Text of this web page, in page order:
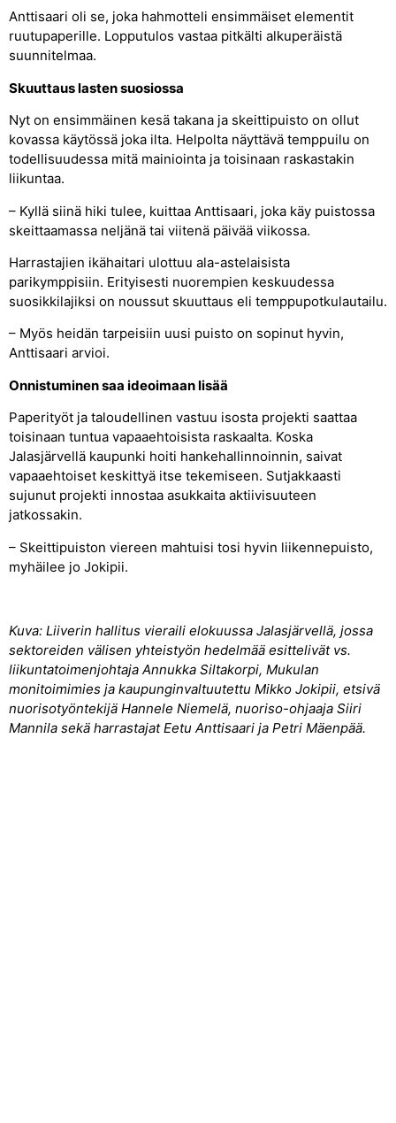
Anttisaari oli se, joka hahmotteli ensimmäiset elementit
ruutupaperille. Lopputulos vastaa pitkälti alkuperäistä
suunnitelmaa.
Skuuttaus lasten suosiossa
Nyt on ensimmäinen kesä takana ja skeittipuisto on ollut
kovassa käytössä joka ilta. Helpolta näyttävä temppuilu on
todellisuudessa mitä mainiointa ja toisinaan raskastakin
liikuntaa.
– Kyllä siinä hiki tulee, kuittaa Anttisaari, joka käy puistossa
skeittaamassa neljänä tai viitenä päivää viikossa.
Harrastajien ikähaitari ulottuu ala-astelaisista
parikymppisiin. Erityisesti nuorempien keskuudessa
suosikkilajiksi on noussut skuuttaus eli temppupotkulautailu.
– Myös heidän tarpeisiin uusi puisto on sopinut hyvin,
Anttisaari arvioi.
Onnistuminen saa ideoimaan lisää
Paperityöt ja taloudellinen vastuu isosta projekti saattaa
toisinaan tuntua vapaaehtoisista raskaalta. Koska
Jalasjärvellä kaupunki hoiti hankehallinnoinnin, saivat
vapaaehtoiset keskittyä itse tekemiseen. Sutjakkaasti
sujunut projekti innostaa asukkaita aktiivisuuteen
jatkossakin.
– Skeittipuiston viereen mahtuisi tosi hyvin liikennepuisto,
myhäilee jo Jokipii.
Kuva: Liiverin hallitus vieraili elokuussa Jalasjärvellä, jossa
sektoreiden välisen yhteistyön hedelmää esittelivät vs.
liikuntatoimenjohtaja Annukka Siltakorpi, Mukulan
monitoimimies ja kaupunginvaltuutettu Mikko Jokipii, etsivä
nuorisotyöntekijä Hannele Niemelä, nuoriso-ohjaaja Siiri
Mannila sekä harrastajat Eetu Anttisaari ja Petri Mäenpää.